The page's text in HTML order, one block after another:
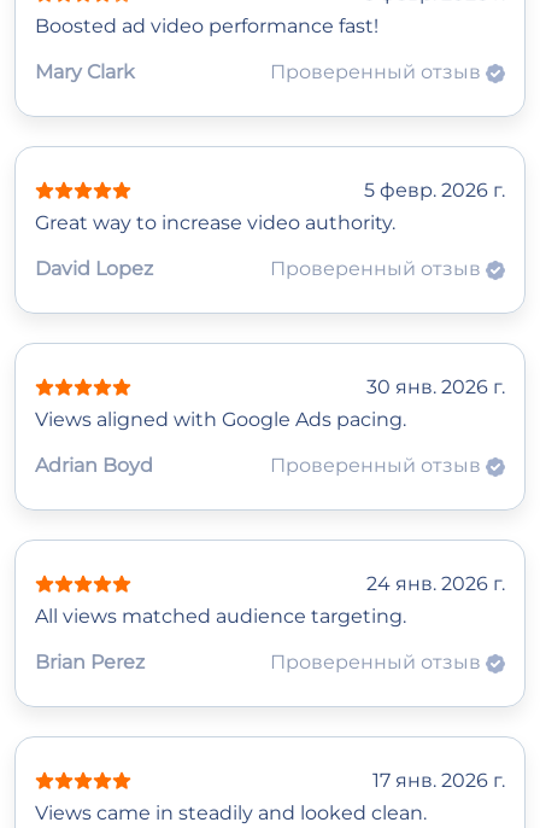
Boosted ad video performance fast!
Mary Clark
Проверенный отзыв
5 февр. 2026 г.
Great way to increase video authority.
David Lopez
Проверенный отзыв
30 янв. 2026 г.
Views aligned with Google Ads pacing.
Adrian Boyd
Проверенный отзыв
24 янв. 2026 г.
All views matched audience targeting.
Brian Perez
Проверенный отзыв
17 янв. 2026 г.
Views came in steadily and looked clean.